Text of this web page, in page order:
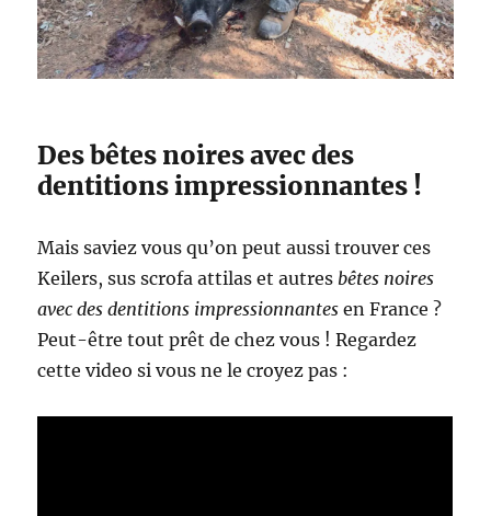
Des bêtes noires avec des
dentitions impressionnantes !
Mais saviez vous qu’on peut aussi trouver ces
Keilers, sus scrofa attilas et autres bêtes noires
avec des dentitions impressionnantes en France ?
Peut-être tout prêt de chez vous ! Regardez
cette video si vous ne le croyez pas :